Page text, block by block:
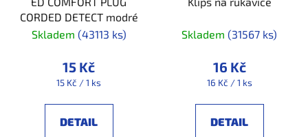
CORDED DETECT modré
Skladem (43113 ks)
15 Kč
Měrná
15 Kč / 1 ks
DETAIL
Skladem (31567 ks)
16 Kč
Měrná
16 Kč / 1 ks
DETAIL